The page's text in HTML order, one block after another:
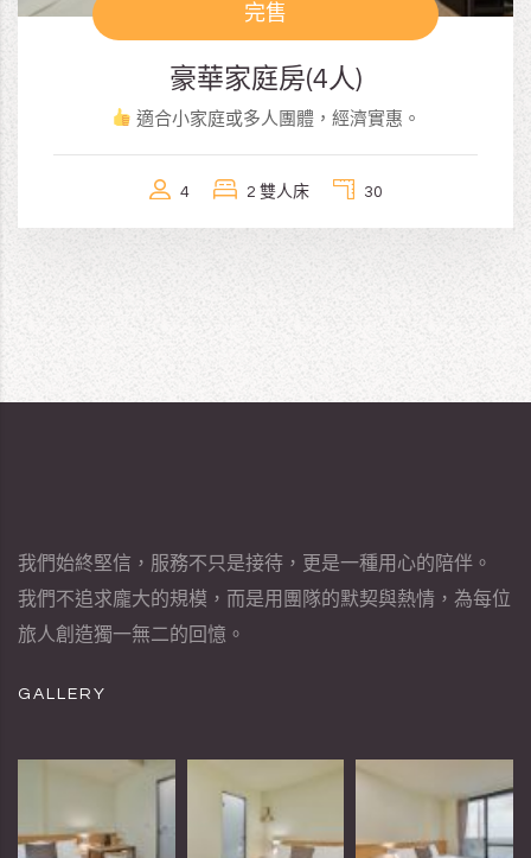
完售
豪華家庭房(4人)
適合小家庭或多人團體，經濟實惠。
4 2 雙人床 30
我們始終堅信，服務不只是接待，更是一種用心的陪伴。
我們不追求龐大的規模，而是用團隊的默契與熱情，為每位
旅人創造獨一無二的回憶。
GALLERY